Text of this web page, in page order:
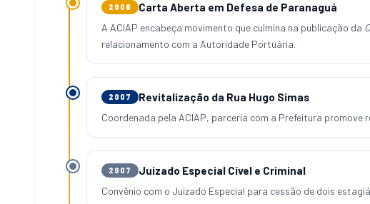
2006 Carta Aberta em Defesa de Paranaguá
A ACIAP encabeça movimento que culmina na publicação da
relacionamento com a Autoridade Portuária.
2007 Revitalização da Rua Hugo Simas
Coordenada pela ACIAP, parceria com a Prefeitura
2007 Juizado Especial Cível e Criminal
Convênio com o Juizado Especial para cessão de dois